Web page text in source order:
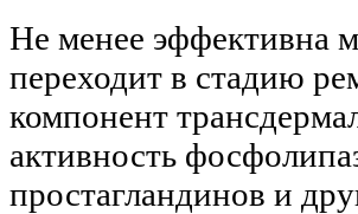
Не менее эффективна
переходит в стадию
компонент
активность
простагландинов и